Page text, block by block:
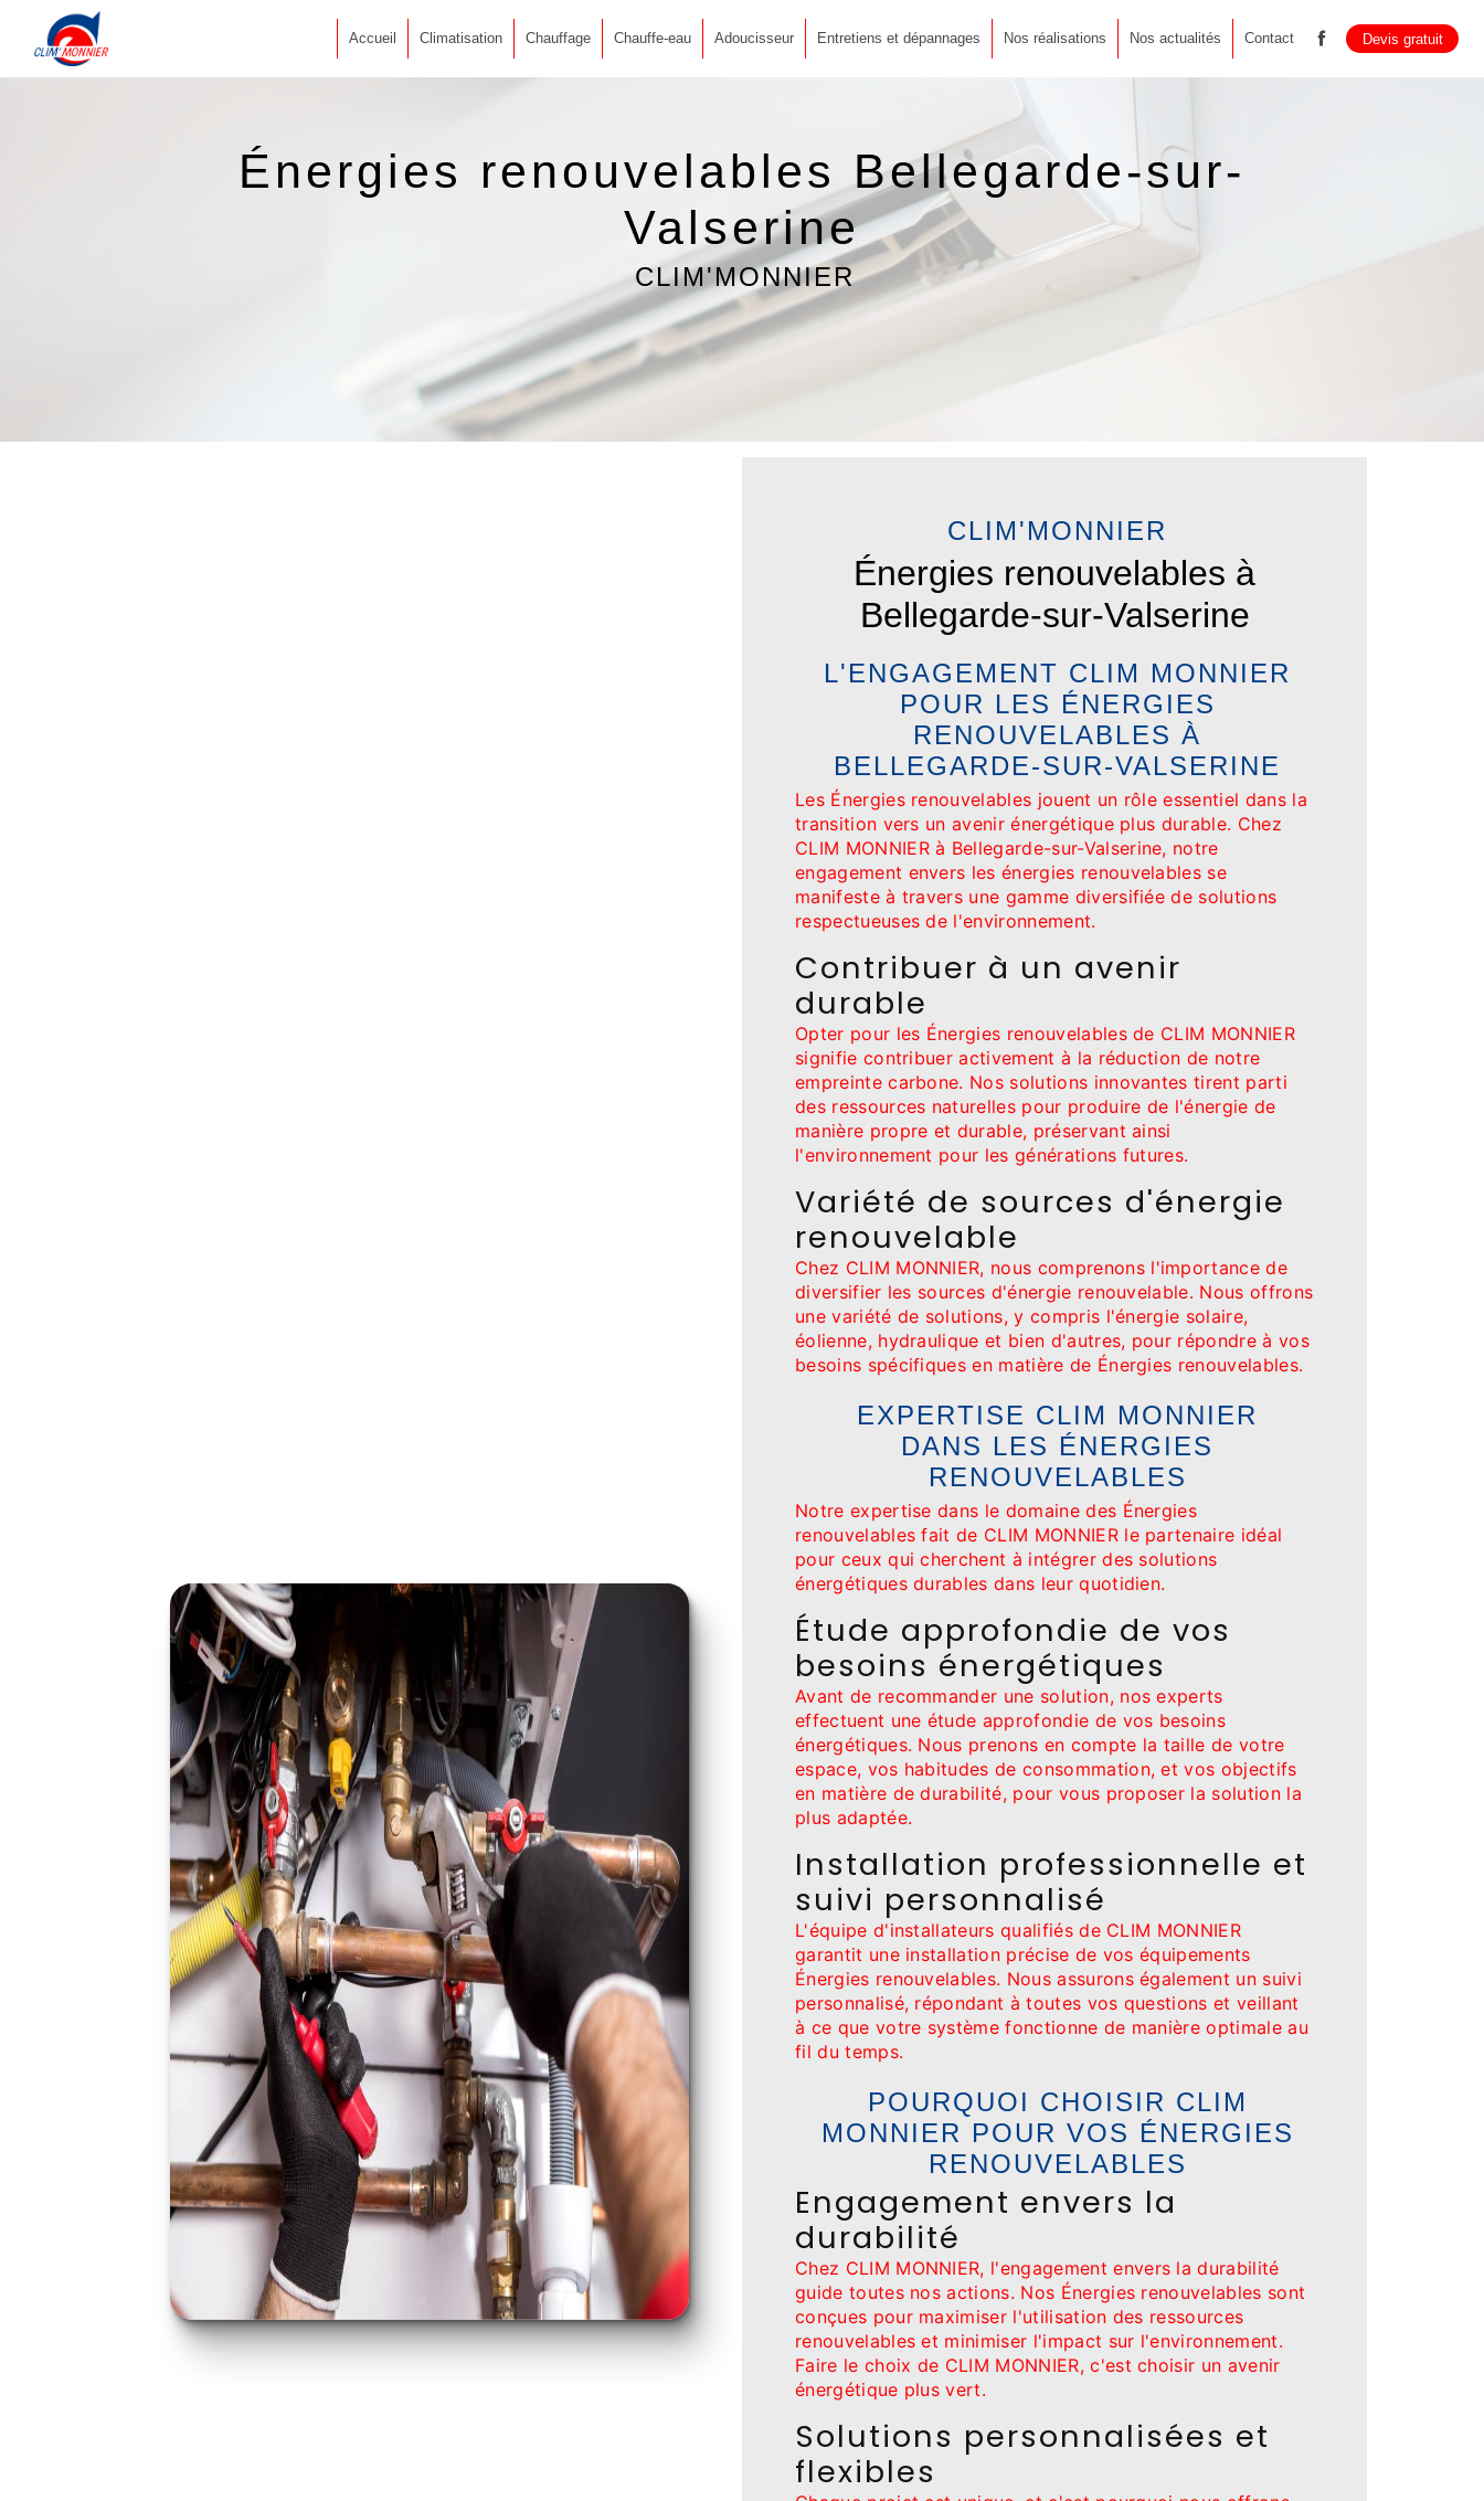
Accueil Climatisation Chauffage Chauffe-eau Adoucisseur Entretiens et dépannages Nos réalisations Nos actualités Contact Devis gratuit
Énergies renouvelables Bellegarde-sur-
Valserine
CLIM'MONNIER
CLIM'MONNIER
Énergies renouvelables à
Bellegarde-sur-Valserine
L'ENGAGEMENT CLIM MONNIER
POUR LES ÉNERGIES
RENOUVELABLES À
BELLEGARDE-SUR-VALSERINE
Les Énergies renouvelables jouent un rôle essentiel dans la
transition vers un avenir énergétique plus durable. Chez
CLIM MONNIER à Bellegarde-sur-Valserine, notre
engagement envers les énergies renouvelables se
manifeste à travers une gamme diversifiée de solutions
respectueuses de l'environnement.
Contribuer à un avenir
durable
Opter pour les Énergies renouvelables de CLIM MONNIER
signifie contribuer activement à la réduction de notre
empreinte carbone. Nos solutions innovantes tirent parti
des ressources naturelles pour produire de l'énergie de
manière propre et durable, préservant ainsi
l'environnement pour les générations futures.
Variété de sources d'énergie
renouvelable
Chez CLIM MONNIER, nous comprenons l'importance de
diversifier les sources d'énergie renouvelable. Nous offrons
une variété de solutions, y compris l'énergie solaire,
éolienne, hydraulique et bien d'autres, pour répondre à vos
besoins spécifiques en matière de Énergies renouvelables.
EXPERTISE CLIM MONNIER
DANS LES ÉNERGIES
RENOUVELABLES
Notre expertise dans le domaine des Énergies
renouvelables fait de CLIM MONNIER le partenaire idéal
pour ceux qui cherchent à intégrer des solutions
énergétiques durables dans leur quotidien.
Étude approfondie de vos
besoins énergétiques
Avant de recommander une solution, nos experts
effectuent une étude approfondie de vos besoins
énergétiques. Nous prenons en compte la taille de votre
espace, vos habitudes de consommation, et vos objectifs
en matière de durabilité, pour vous proposer la solution la
plus adaptée.
Installation professionnelle et
suivi personnalisé
L'équipe d'installateurs qualifiés de CLIM MONNIER
garantit une installation précise de vos équipements
Énergies renouvelables. Nous assurons également un suivi
personnalisé, répondant à toutes vos questions et veillant
à ce que votre système fonctionne de manière optimale au
fil du temps.
POURQUOI CHOISIR CLIM
MONNIER POUR VOS ÉNERGIES
RENOUVELABLES
Engagement envers la
durabilité
Chez CLIM MONNIER, l'engagement envers la durabilité
guide toutes nos actions. Nos Énergies renouvelables sont
conçues pour maximiser l'utilisation des ressources
renouvelables et minimiser l'impact sur l'environnement.
Faire le choix de CLIM MONNIER, c'est choisir un avenir
énergétique plus vert.
Solutions personnalisées et
flexibles
Panneau de gestion des cookies